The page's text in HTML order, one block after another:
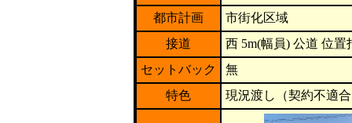
都市計画
市街化区域
接道
西 5m(幅員) 公道 位置
セットバック
無
特色
現況渡し（契約不適